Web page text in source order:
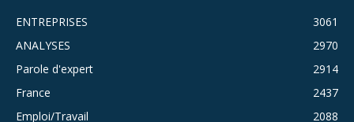
ENTREPRISES
3061
ANALYSES
2970
Parole d'expert
2914
France
2437
Emploi/Travail
2088